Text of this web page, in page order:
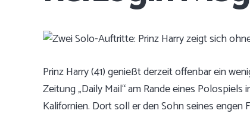
Prinz Harry (41) genießt derzeit offenbar ein
Zeitung „Daily Mail“ am Rande eines
Kalifornien. Dort soll er den Sohn seines